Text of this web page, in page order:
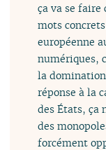
ça va se
mots
européenne
numériques,
la
réponse à la
des États, ça
des
forcément